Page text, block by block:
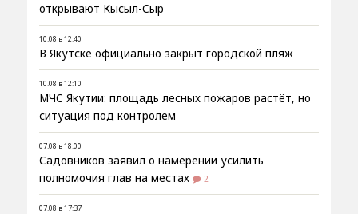
открывают Кысыл-Сыр
10.08 в 12:40
В Якутске официально закрыт городской пляж
10.08 в 12:10
МЧС Якутии: площадь лесных пожаров растёт, но
ситуация под контролем
07.08 в 18:00
Садовников заявил о намерении усилить
полномочия глав на местах
2
07.08 в 17:37